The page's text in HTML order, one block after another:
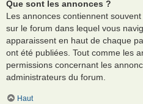
Que sont les annonces ?
Les annonces contiennent
sur le forum dans lequel vous
apparaissent en haut de chaque
ont été publiées. Tout comme les
permissions concernant les
administrateurs du forum.
Haut